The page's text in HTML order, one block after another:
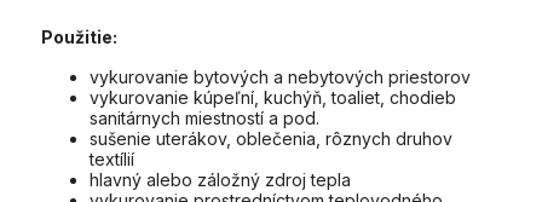
Použitie:
vykurovanie bytových a nebytových priestorov
vykurovanie kúpeľní, kuchýň, toaliet, chodieb
sanitárnych miestností a pod.
sušenie uterákov, oblečenia, rôznych druhov
textílií
hlavný alebo záložný zdroj tepla